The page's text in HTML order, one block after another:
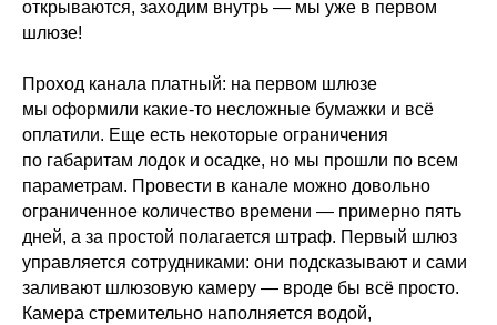
открываются, заходим внутрь — мы уже в первом
шлюзе!
Проход канала платный: на первом шлюзе
мы оформили какие-то несложные бумажки и всё
оплатили. Еще есть некоторые ограничения
по габаритам лодок и осадке, но мы прошли по всем
параметрам. Провести в канале можно довольно
ограниченное количество времени — примерно пять
дней, а за простой полагается штраф. Первый шлюз
управляется сотрудниками: они подсказывают и сами
заливают шлюзовую камеру — вроде бы всё просто.
Камера стремительно наполняется водой,